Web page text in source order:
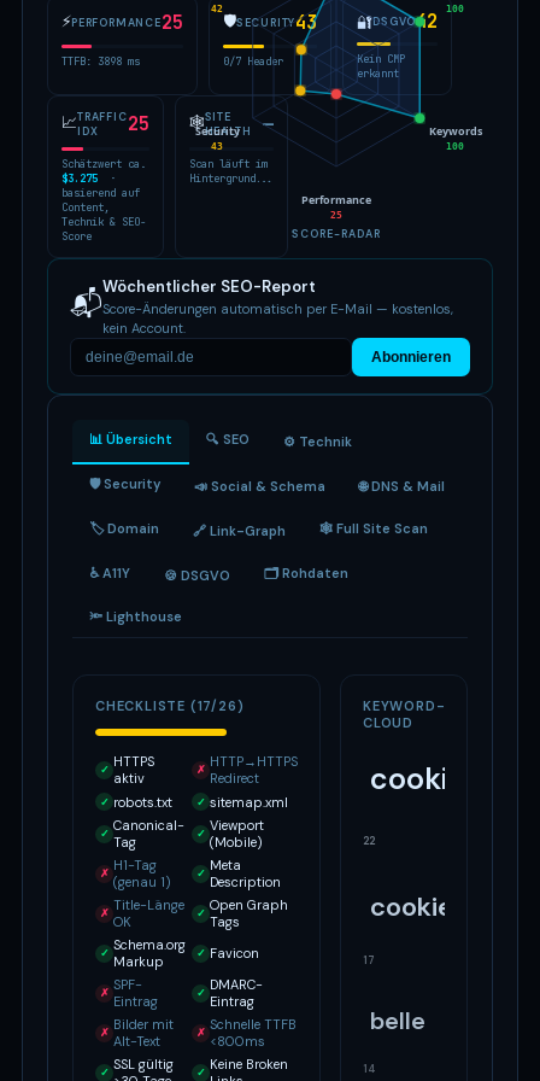
⚡PERFORMANCE25
TTFB: 3898 ms
🛡SECURITY43
0/7 Header
🔐DSGVO42
Kein CMP
erkannt
📈TRAFFIC
IDX
25
Schätzwert ca.
$3.275 ·
basierend auf
Content,
Technik & SEO-
Score
🕸SITE
HEALTH
—
Scan läuft im
Hintergrund...
100
Keywords
100
Performance
25
Security
43
42
SCORE-RADAR
📬Wöchentlicher SEO-Report
Score-Änderungen automatisch per E-Mail — kostenlos,
kein Account.
Abonnieren
📊 Übersicht 🔍 SEO ⚙️ Technik
🛡 Security 📣 Social & Schema 🌐 DNS & Mail
🏷 Domain 🔗 Link-Graph 🕸 Full Site Scan
♿ A11Y 🍪 DSGVO 🗂 Rohdaten
🔦 Lighthouse
CHECKLISTE (17/26)
✓ HTTPS
aktiv
✗ HTTP→HTTPS
Redirect
✓ robots.txt ✓ sitemap.xml
✓ Canonical-
Tag
✓ Viewport
(Mobile)
✗ H1-Tag
(genau 1)
✓ Meta
Description
✗ Title-Länge
OK
✓ Open Graph
Tags
✓ Schema.org
Markup
✓ Favicon
✗ SPF-
Eintrag
✓ DMARC-
Eintrag
✗ Bilder mit
Alt-Text
✗ Schnelle TTFB
<800ms
✓ SSL gültig
✓ Keine Broken
KEYWORD-
CLOUD
cookies
22
cookie
17
belle
14